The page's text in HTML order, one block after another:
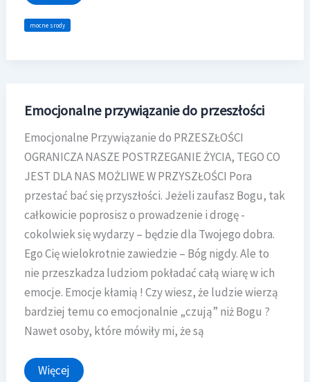
–
mocne srody
Emocjonalne przywiązanie do przeszłości
Emocjonalne Przywiązanie do PRZESZŁOŚCI
OGRANICZA NASZE POSTRZEGANIE ŻYCIA, TEGO CO
JEST DLA NAS MOŻLIWE W PRZYSZŁOŚCI Pora
przestać bać się przyszłości. Jeżeli zaufasz Bogu, tak
całkowicie poprosisz o prowadzenie i drogę -
cokolwiek się wydarzy – będzie dla Twojego dobra.
Ego Cię wielokrotnie zawiedzie – Bóg nigdy. Ale to
nie przeszkadza ludziom pokładać całą wiarę w ich
emocje. Emocje kłamią ! Czy wiesz, że ludzie wierzą
bardziej temu co emocjonalnie „czują” niż Bogu ?
Nawet osoby, które mówiły mi, że są
Emocjonalne
Więcej